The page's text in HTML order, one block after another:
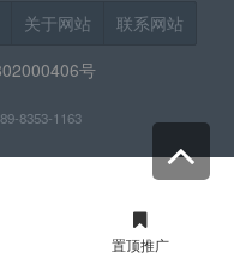
关于网站
联系网站
号
8353-1163
置顶推广